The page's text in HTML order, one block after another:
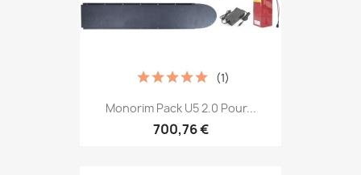
Monorim Pack U5 2.0 Pour...
700,76 €
(1)